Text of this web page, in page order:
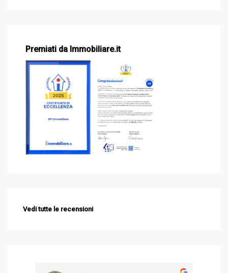
Premiati da Immobiliare.it
Vedi tutte le recensioni